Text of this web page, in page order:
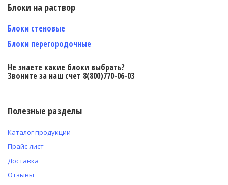
Блоки на раствор
Блоки стеновые
Блоки перегородочные
Не знаете какие блоки выбрать?
Звоните за наш счет 8(800)770-06-03
Полезные разделы
Каталог продукции
Прайс-лист
Доставка
Отзывы